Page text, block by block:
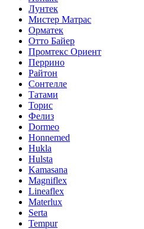
Лунтек
Мистер Матрас
Орматек
Отто Байер
Промтекс Ориент
Перрино
Райтон
Сонтелле
Татами
Торис
Фелиз
Dormeo
Honnemed
Hukla
Hulsta
Kamasana
Magniflex
Lineaflex
Materlux
Serta
Tempur